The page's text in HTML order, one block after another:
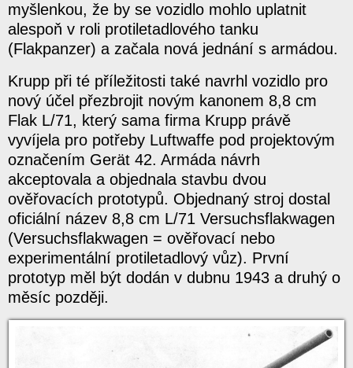
myšlenkou, že by se vozidlo mohlo uplatnit
alespoň v roli protiletadlového tanku
(Flakpanzer) a začala nová jednání s armádou.
Krupp při té příležitosti také navrhl vozidlo pro
nový účel přezbrojit novým kanonem 8,8 cm
Flak L/71, který sama firma Krupp právě
vyvíjela pro potřeby Luftwaffe pod projektovým
označením Gerät 42. Armáda návrh
akceptovala a objednala stavbu dvou
ověřovacích prototypů. Objednaný stroj dostal
oficiální název 8,8 cm L/71 Versuchsflakwagen
(Versuchsflakwagen = ověřovací nebo
experimentální protiletadlový vůz). První
prototyp měl být dodán v dubnu 1943 a druhý o
měsíc později.